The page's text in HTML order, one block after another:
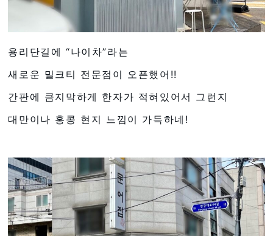
용리단길에 “나이차”라는
새로운 밀크티 전문점이 오픈했어!!
간판에 큼지막하게 한자가 적혀있어서 그런지
대만이나 홍콩 현지 느낌이 가득하네!